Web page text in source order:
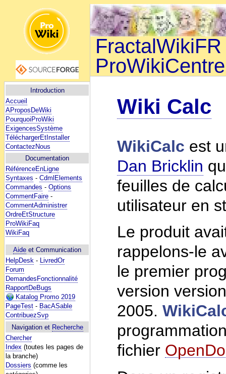
Introduction
Accueil
AProposDeWiki
PourquoiProWiki
ExigencesSystème
TéléchargerEtInstaller
ContactezNous
Documentation
RéférenceEnLigne
Syntaxes - CdmlElements
Commandes - Options
CommentFaire -
CommentAdministrer
OrdreEtStructure
ProWikiFaq
WikiFaq
Aide et Communication
HelpDesk - LivredOr
Forum
DemandesFonctionnalité
RapportDeBugs
Katalog Promo 2019
PageTest - BacASable
ContribuezSvp
Navigation et Recherche
Chercher
Index (toutes les pages de
la branche)
Dossiers (comme les
FractalWikiFR
ProWikiCentre
Wiki Calc
WikiCalc est
Dan Bricklin
feuilles de
utilisateur en
Le produit
rappelons-le
le premier
version
2005.
fichier